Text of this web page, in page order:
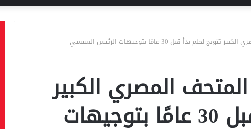
بدأ قبل 30 عامًا بتوجيهات الرئيس السيسي
المصري الكبير
تتويج لحلم بدأ قبل 30 عامًا بتوجيهات